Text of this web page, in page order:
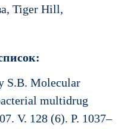
Tiger Hill,
S.B. Molecular
multidrug
V. 128 (6). P. 1037–